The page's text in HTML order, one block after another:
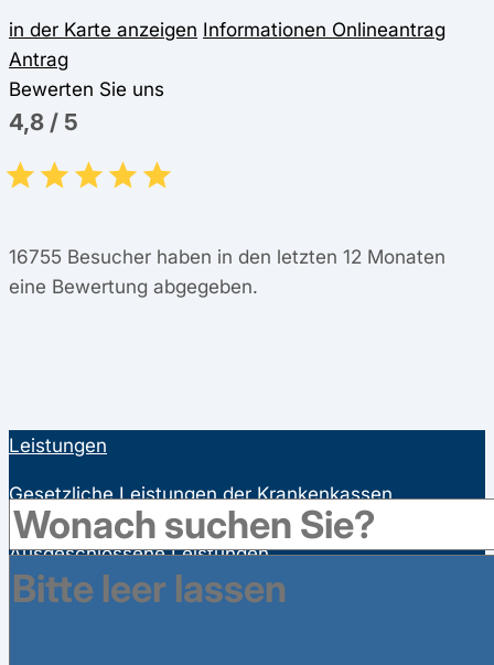
in der Karte anzeigen Informationen Onlineantrag
Antrag
Bewerten Sie uns
4,8 / 5
16755 Besucher haben in den letzten 12 Monaten
eine Bewertung abgegeben.
Leistungen
Gesetzliche Leistungen der Krankenkassen
Satzungsleistungen der Krankenkassen
Ausgeschlossene Leistungen
Familienversicherung